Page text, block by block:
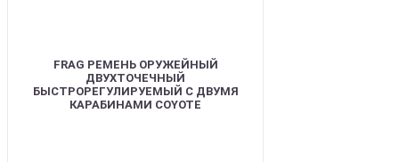
FRAG РЕМЕНЬ ОРУЖЕЙНЫЙ
ДВУХТОЧЕЧНЫЙ
БЫСТРОРЕГУЛИРУЕМЫЙ С ДВУМЯ
КАРАБИНАМИ COYOTE